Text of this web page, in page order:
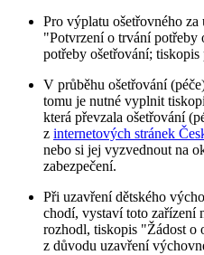
Pro výplatu ošetřovného
"Potvrzení o trvání potřeby
potřeby ošetřování;
V průběhu ošetřování
tomu je nutné vyplnit
která převzala ošetřování
z internetových stránek
nebo si jej vyzvednout na
zabezpečení.
Při uzavření dětského
chodí, vystaví toto zařízení
rozhodl, tiskopis "Žádost o
z důvodu uzavření